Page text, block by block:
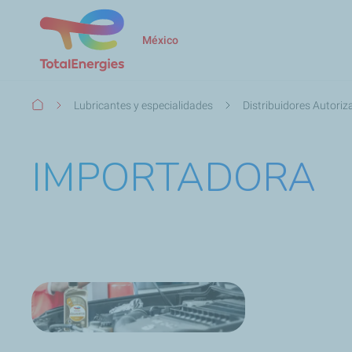
México
Ruta
Lubricantes y especialidades Distribuidores
IMPORTADORA